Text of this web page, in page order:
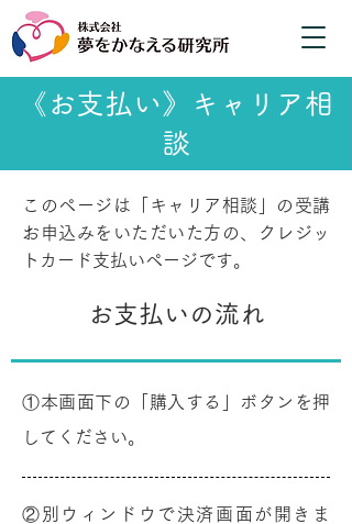
《お支払い》キャリア相
談
このページは「キャリア相談」の受講
お申込みをいただいた方の、クレジッ
トカード支払いページです。
​お支払いの流れ
①本画面下の「購入する」ボタンを押
してください。
②別ウィンドウで決済画面が開きま